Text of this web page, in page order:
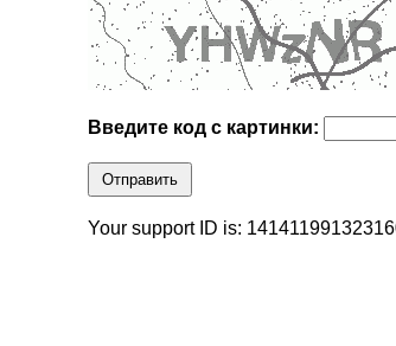
Введите код с картинки:
Отправить
Your support ID is: